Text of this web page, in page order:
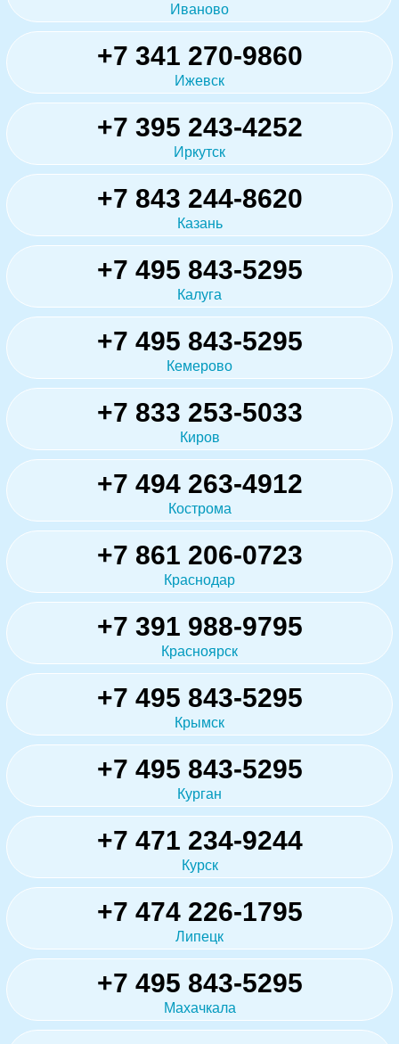
Иваново
+7 341 270-9860
Ижевск
+7 395 243-4252
Иркутск
+7 843 244-8620
Казань
+7 495 843-5295
Калуга
+7 495 843-5295
Кемерово
+7 833 253-5033
Киров
+7 494 263-4912
Кострома
+7 861 206-0723
Краснодар
+7 391 988-9795
Красноярск
+7 495 843-5295
Крымск
+7 495 843-5295
Курган
+7 471 234-9244
Курск
+7 474 226-1795
Липецк
+7 495 843-5295
Махачкала